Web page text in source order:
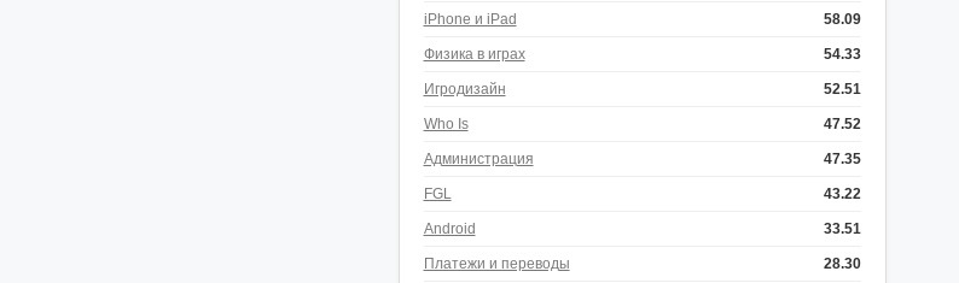
iPhone и iPad 58.09
Физика в играх 54.33
Игродизайн 52.51
Who Is 47.52
Администрация 47.35
FGL 43.22
Android 33.51
Платежи и переводы 28.30